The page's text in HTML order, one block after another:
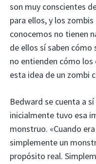
son muy conscientes
para ellos, y los
conocemos no tienen
de ellos sí saben
no entienden cómo
esta idea de un zombi
Bedward se cuenta a
inicialmente tuvo esa
monstruo. «Cuando
simplemente un
propósito real.